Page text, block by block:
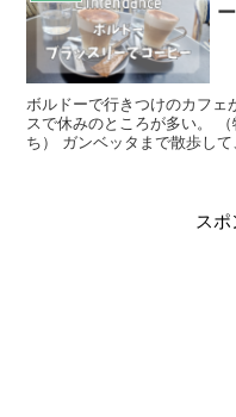
ボルドーで行きつけのカフェ
スで休みのところが多い。
ち） ガンベッタまで散歩し
ス